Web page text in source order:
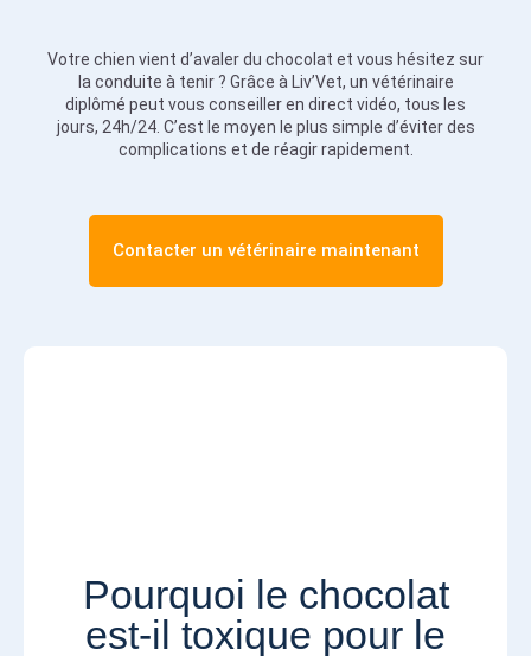
Votre chien vient d’avaler du chocolat et vous hésitez sur
la conduite à tenir ? Grâce à Liv’Vet, un vétérinaire
diplômé peut vous conseiller en direct vidéo, tous les
jours, 24h/24. C’est le moyen le plus simple d’éviter des
complications et de réagir rapidement.
Contacter un vétérinaire maintenant
Pourquoi le chocolat
est-il toxique pour le